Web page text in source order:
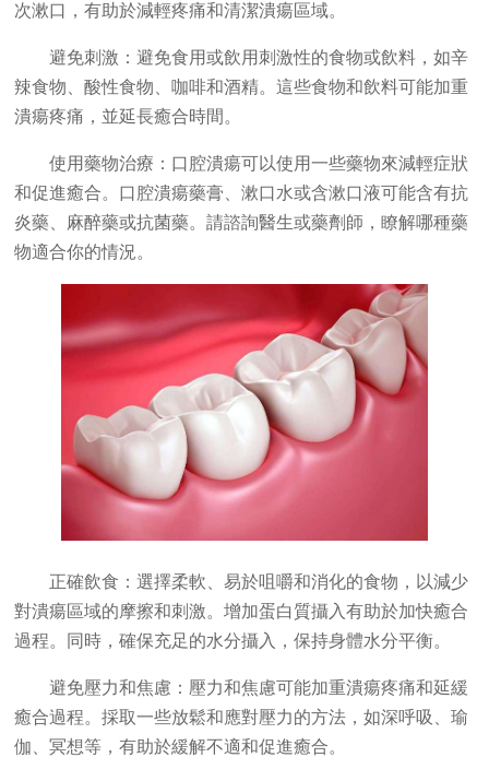
次漱口，有助於減輕疼痛和清潔潰瘍區域。
避免刺激：避免食用或飲用刺激性的食物或飲料，如辛
辣食物、酸性食物、咖啡和酒精。這些食物和飲料可能加重
潰瘍疼痛，並延長癒合時間。
使用藥物治療：口腔潰瘍可以使用一些藥物來減輕症狀
和促進癒合。口腔潰瘍藥膏、漱口水或含漱口液可能含有抗
炎藥、麻醉藥或抗菌藥。請諮詢醫生或藥劑師，瞭解哪種藥
物適合你的情況。
正確飲食：選擇柔軟、易於咀嚼和消化的食物，以減少
對潰瘍區域的摩擦和刺激。增加蛋白質攝入有助於加快癒合
過程。同時，確保充足的水分攝入，保持身體水分平衡。
避免壓力和焦慮：壓力和焦慮可能加重潰瘍疼痛和延緩
癒合過程。採取一些放鬆和應對壓力的方法，如深呼吸、瑜
伽、冥想等，有助於緩解不適和促進癒合。